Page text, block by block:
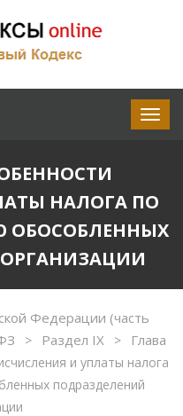
НАЛОГА ПО
ОБОСОБЛЕННЫХ
Федерации (часть
> Раздел IX >
Глава
и уплаты налога
подразделений